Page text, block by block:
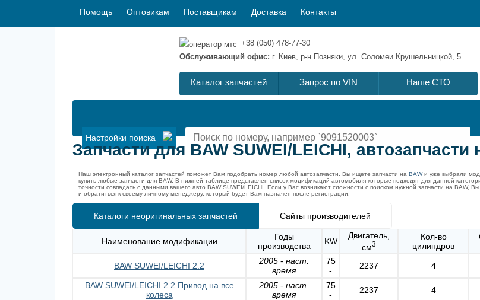
Помощь Оптовикам Поставщикам Доставка Контакты
+38 (050) 478-77-30
Обслуживающий офис: г. Киев, р-н Позняки, ул. Соломеи Крушельницкой, 5
Каталог запчастей Запрос по VIN Наше СТО
Настройки поиска
Запчасти для BAW SUWEI/LEICHI, автозапчасти
Наш электронный каталог запчастей поможет Вам подобрать номер любой автозапчасти. Вы ищете запчасти на BAWи уже выбрали
купить любые запчасти для BAW. В нижней таблице представлен список модификаций автомобиля которые подходят для данной
точности совпадать с данными вашего авто BAW SUWEI/LEICHI. Если у Вас возникают сложности с поиском нужной запчасти на BAW,
и обратиться к своему личному менеджеру, который будет Вам назначен после регистрации.
Каталоги неоригинальных запчастей Сайты производителей
Наименование модификации
Годы
производства
KW
Двигатель,
см3
Кол-во
цилиндров
BAW SUWEI/LEICHI 2.2 2005 - наст.
время
75
-
2237 4
BAW SUWEI/LEICHI 2.2 Привод на все
колеса
2005 - наст.
время
75
-
2237 4